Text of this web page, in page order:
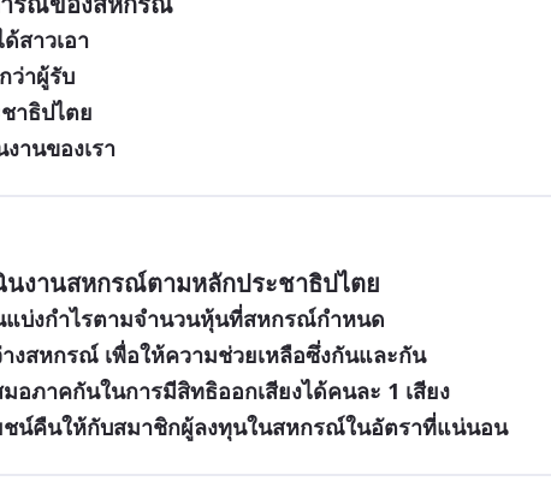
สาวเอา
ว่าผู้รับ
าธิปไตย
านของเรา
นงานสหกรณ์ตามหลักประชาธิปไตย
แบ่งกำไรตามจำนวนหุ้นที่สหกรณ์กำหนด
งสหกรณ์ เพื่อให้ความช่วยเหลือซึ่งกันและกัน
อภาคกันในการมีสิทธิออกเสียงได้คนละ 1 เสียง
ชน์คืนให้กับสมาชิกผู้ลงทุนในสหกรณ์ในอัตราที่แน่นอน